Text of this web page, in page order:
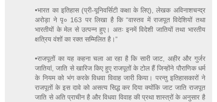
•भारत का इतिहास (प्री-यूनिवर्सिटी कक्षा के लिए), लेखक अविनाशचन्द्र
अरोड़ा ने पृ० 163 पर लिखा है कि “वास्तव में राजपूत विदेशियों तथा
भारतीयों के मेल से उत्पन्न हुए। अतः इनमें विदेशी जातियों तथा भारतीय
क्षत्रिय वंशों का रक्त सम्मिलित है।”
•राजपूतों का यह कहना चला आ रहा है कि सारी जाट, अहीर और गुर्जर
जातियां, जाति से खारिज किए हुए राजपूतों के टोल हैं जिन्होंने पौराणिक धर्म
के नियम को भंग करके विधवा विवाह जारी किया। परन्तु इतिहासकारों ने
राजपूतों के इस दावे को असत्य सिद्ध कर दिया क्योंकि जाट जाति राजपूत
जाति से अति प्राचीन है और विधवा विवाह की प्रथा शास्त्रों के अनुसार है